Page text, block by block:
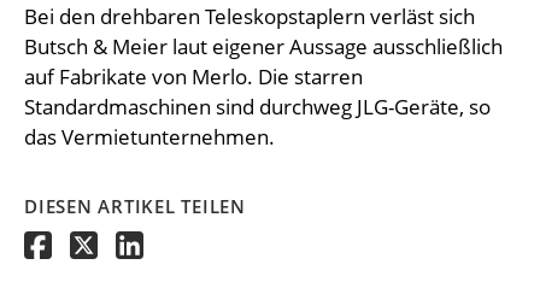
Bei den drehbaren Teleskopstaplern verläst sich
Butsch & Meier laut eigener Aussage ausschließlich
auf Fabrikate von Merlo. Die starren
Standardmaschinen sind durchweg JLG-Geräte, so
das Vermietunternehmen.
DIESEN ARTIKEL TEILEN